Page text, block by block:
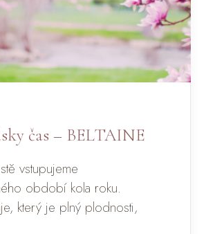
čas – BELTAINE
vstupujeme
období kola roku.
který je plný plodnosti,